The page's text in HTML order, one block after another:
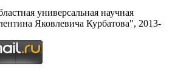
универсальная научная
Яковлевича Курбатова", 2013-